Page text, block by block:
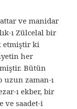
ve manidar
ı Zülcelal bir
etmiştir ki
her
Bütün
uzun zaman-ı
ı ekber, bir
ve saadet-i